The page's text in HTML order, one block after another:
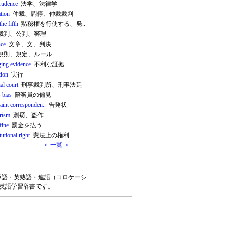
法学、法律学
仲裁、調停、仲裁裁判
fifth 黙秘権を行使する、発..
、公判、審理
文章、文、判決
、規定、ルール
evidence 不利な証拠
実行
court刑事裁判所、刑事法廷
bias 陪審員の偏見
corresponden.. 告発状
剽窃、盗作
罰金を払う
right憲法上の権利
＜ 一覧 ＞
・英熟語・連語（コロケーシ
語学習辞書です。